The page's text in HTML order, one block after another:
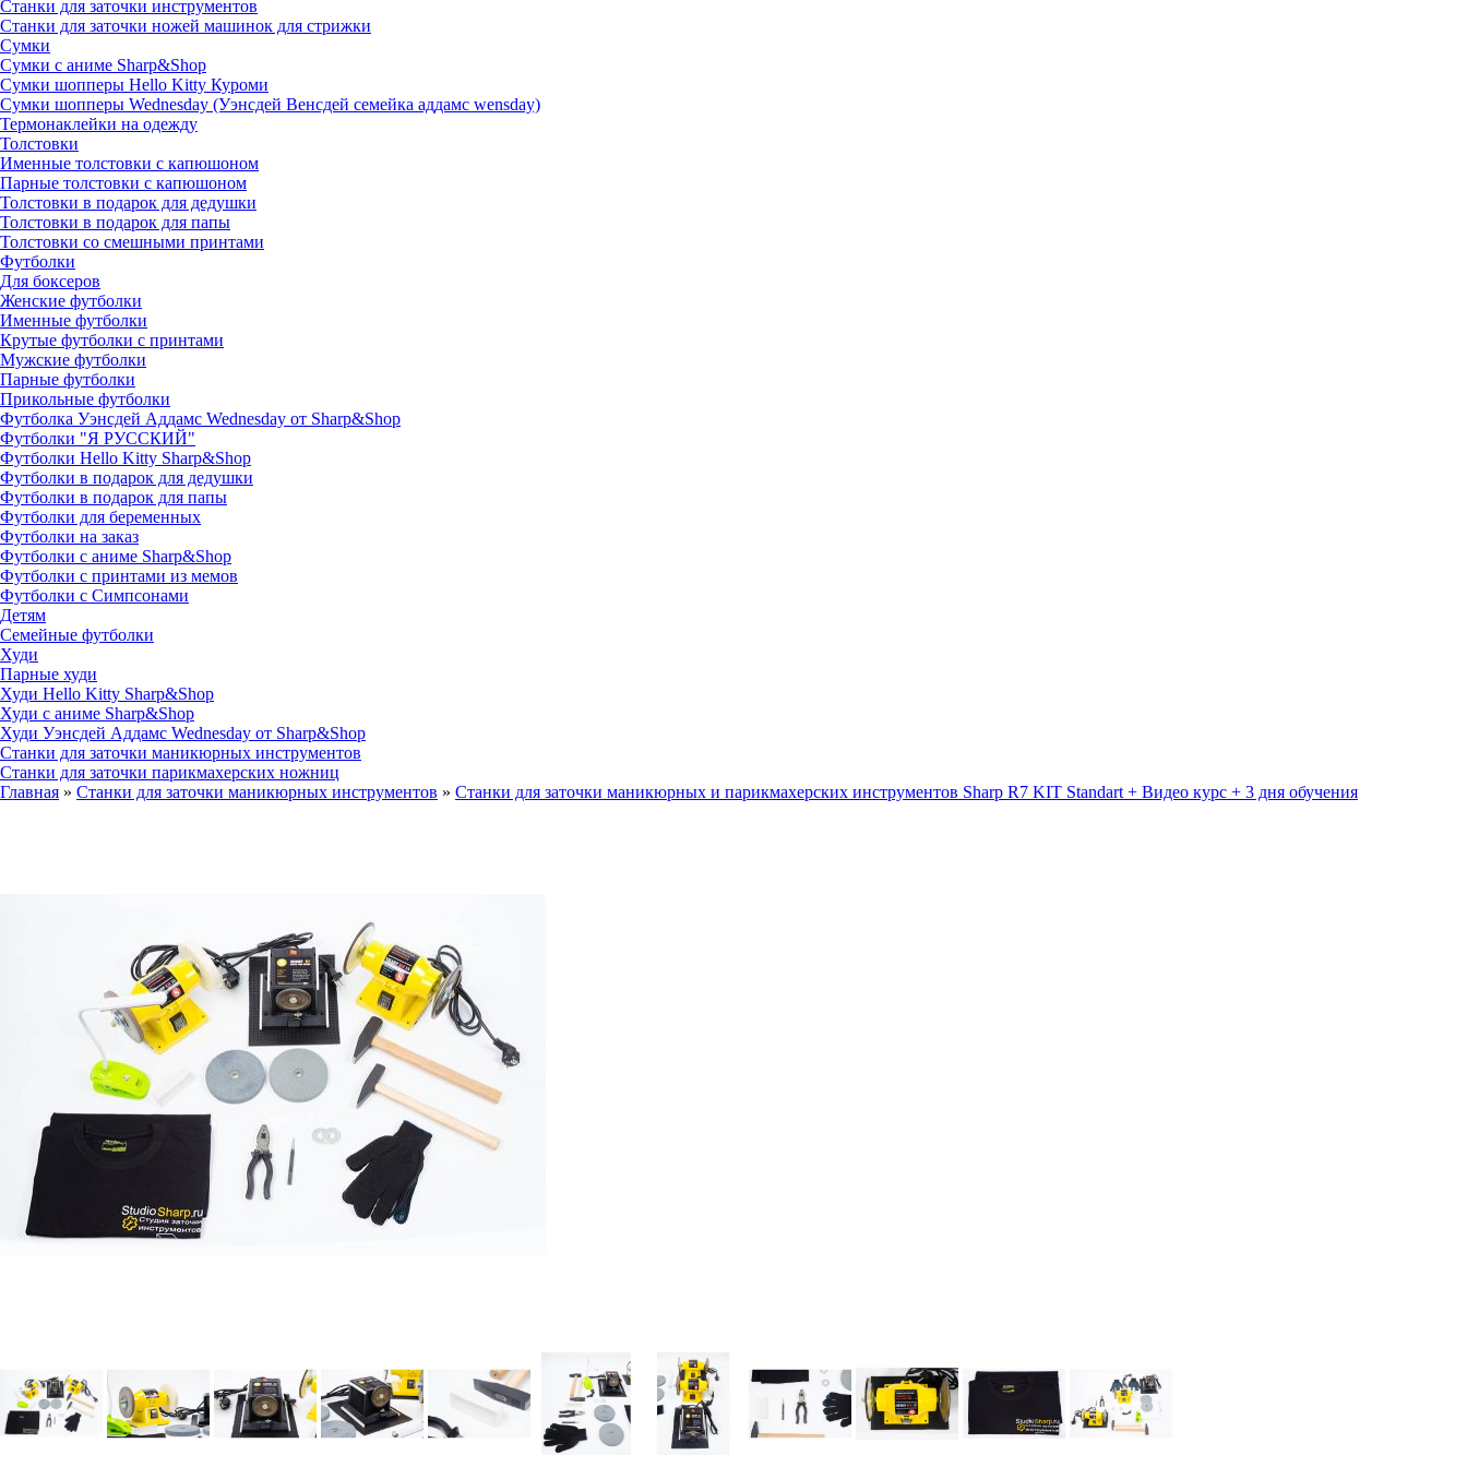
Станки для заточки инструментов
Станки для заточки ножей машинок для стрижки
Сумки
Сумки с аниме Sharp&Shop
Сумки шопперы Hello Kitty Куроми
Сумки шопперы Wednesday (Уэнсдей Венсдей семейка аддамс wensday)
Термонаклейки на одежду
Толстовки
Именные толстовки с капюшоном
Парные толстовки с капюшоном
Толстовки в подарок для дедушки
Толстовки в подарок для папы
Толстовки со смешными принтами
Футболки
Для боксеров
Женские футболки
Именные футболки
Крутые футболки с принтами
Мужские футболки
Парные футболки
Прикольные футболки
Футболка Уэнсдей Аддамс Wednesday от Sharp&Shop
Футболки "Я РУССКИЙ"
Футболки Hello Kitty Sharp&Shop
Футболки в подарок для дедушки
Футболки в подарок для папы
Футболки для беременных
Футболки на заказ
Футболки с аниме Sharp&Shop
Футболки с принтами из мемов
Футболки с Симпсонами
Детям
Семейные футболки
Худи
Парные худи
Худи Hello Kitty Sharp&Shop
Худи с аниме Sharp&Shop
Худи Уэнсдей Аддамс Wednesday от Sharp&Shop
Станки для заточки маникюрных инструментов
Станки для заточки парикмахерских ножниц
Главная » Станки для заточки маникюрных инструментов » Станки для заточки маникюрных и парикмахерских инструментов Sharp R7 KIT Standart + Видео курс + 3 дня обучения